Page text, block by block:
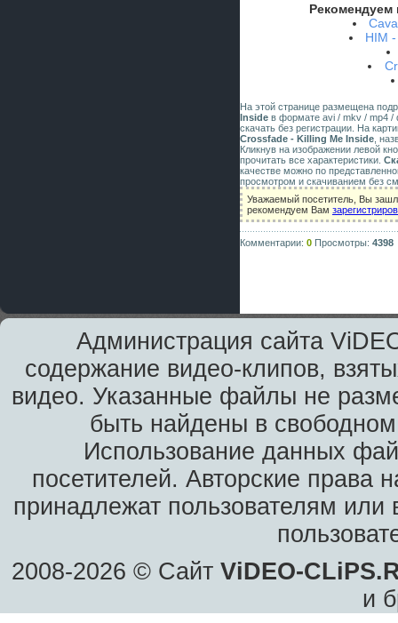
Рекомендуем
HIM
На этой странице размещена
Inside в формате avi / mkv / mp4 /
скачать без регистрации. На
Crossfade - Killing Me Inside ,
Кликнув на изображении левой
прочитать все характеристики.
качестве можно по
просмотром и скачиванием без
Уважаемый посетитель, Вы
рекомендуем Вам
Комментарии: 0 Просмотры: 4398
Администрация сайта
содержание видео-клипов,
видео. Указанные файлы не
быть найдены в
Использование данных
посетителей. Авторские права
принадлежат пользователям или
2008-2026 © Сайт ViDEO-
и